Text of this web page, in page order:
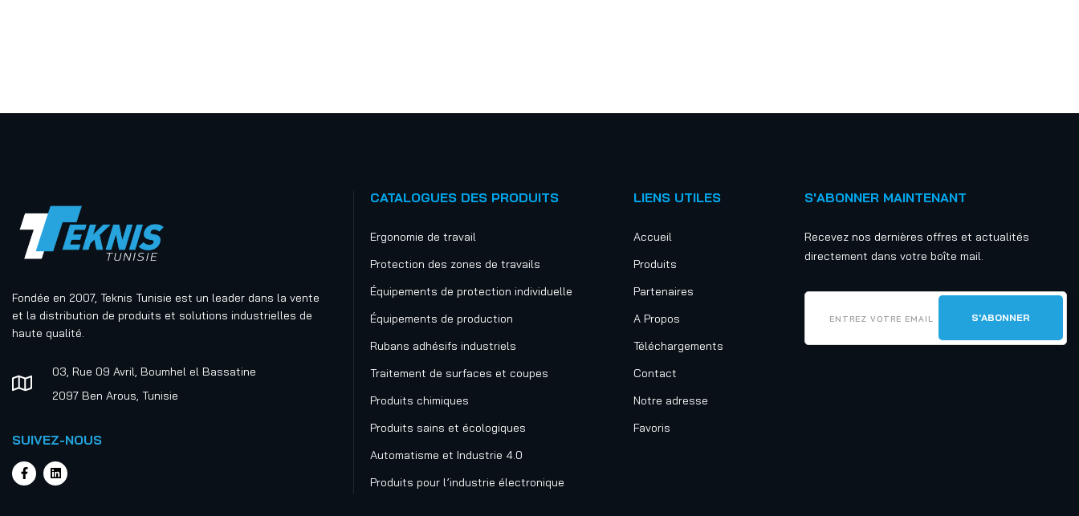
Fondée en 2007, Teknis Tunisie est un leader dans la vente
et la distribution de produits et solutions industrielles de
haute qualité.
03, Rue 09 Avril, Boumhel el Bassatine
2097 Ben Arous, Tunisie
SUIVEZ-NOUS
CATALOGUES DES PRODUITS
Ergonomie de travail
Protection des zones de travails
Équipements de protection individuelle
Équipements de production
Rubans adhésifs industriels
Traitement de surfaces et coupes
Produits chimiques
Produits sains et écologiques
Automatisme et Industrie 4.0
Produits pour l’industrie électronique
LIENS UTILES
Accueil
Produits
Partenaires
A Propos
Téléchargements
Contact
Notre adresse
Favoris
S'ABONNER MAINTENANT
Recevez nos dernières offres et actualités
directement dans votre boîte mail.